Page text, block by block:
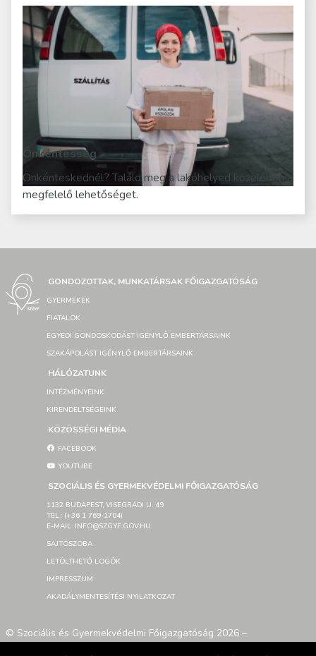
Önkéntesség
Önkénteskednél? Találd meg a lakóhelyed közelében a
megfelelő lehetőséget.
GONDOZOTTAK, MUNKATÁRSAK FŐIGAZGATÓSÁG
GYERMEKEK
FIATALOK
EGYEDI GONDOSKODÁST IGÉNYLŐ EMBERTÁRSAINK
SZAKÁPOLÁST IGÉNYLŐ EMBERTÁRSAINK
HÁLÓZATUNK
INTÉZMÉNYEINK
KIRENDELTSÉGEINK
KÖZÖSSÉGI MÉDIA
FACEBOOK
YOUTUBE
SZOCIÁLIS ÉS GYERMEKVÉDELMI FŐIGAZGATÓSÁG
1132 BUDAPEST, VISEGRÁDI U. 49
TEL.: (+36 1 769-1704)
E-MAIL: INFO@SZGYF.GOV.HU
SAJTÓSZOBA
LETÖLTHETŐ LOGÓK
IMPRESSZUM
AKADÁLYMENTESÍTÉSI NYILATKOZAT
© Szociális és Gyermekvédelmi Főigazgatóság 2026 –